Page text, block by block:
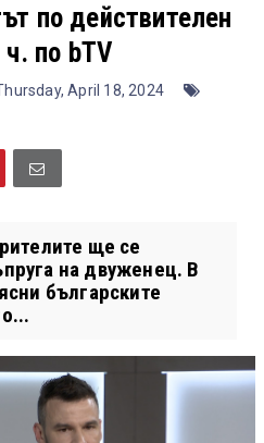
по действителен
по bTV
April 18, 2024
ще се
на двуженец. В
българските